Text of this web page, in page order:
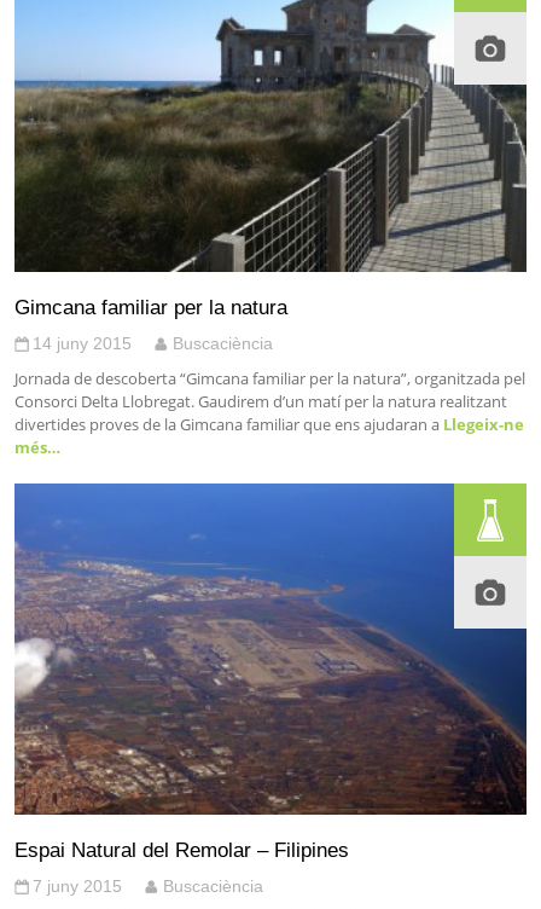
Gimcana familiar per la natura
14 juny 2015 Buscaciència
Jornada de descoberta “Gimcana familiar per la natura”, organitzada pel
Consorci Delta Llobregat. Gaudirem d’un matí per la natura realitzant
divertides proves de la Gimcana familiar que ens ajudaran a Llegeix-ne
més…
Espai Natural del Remolar – Filipines
7 juny 2015 Buscaciència